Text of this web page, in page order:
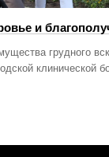
и
грудного
клинической